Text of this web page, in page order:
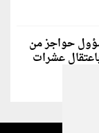
حواجز من
عشرات